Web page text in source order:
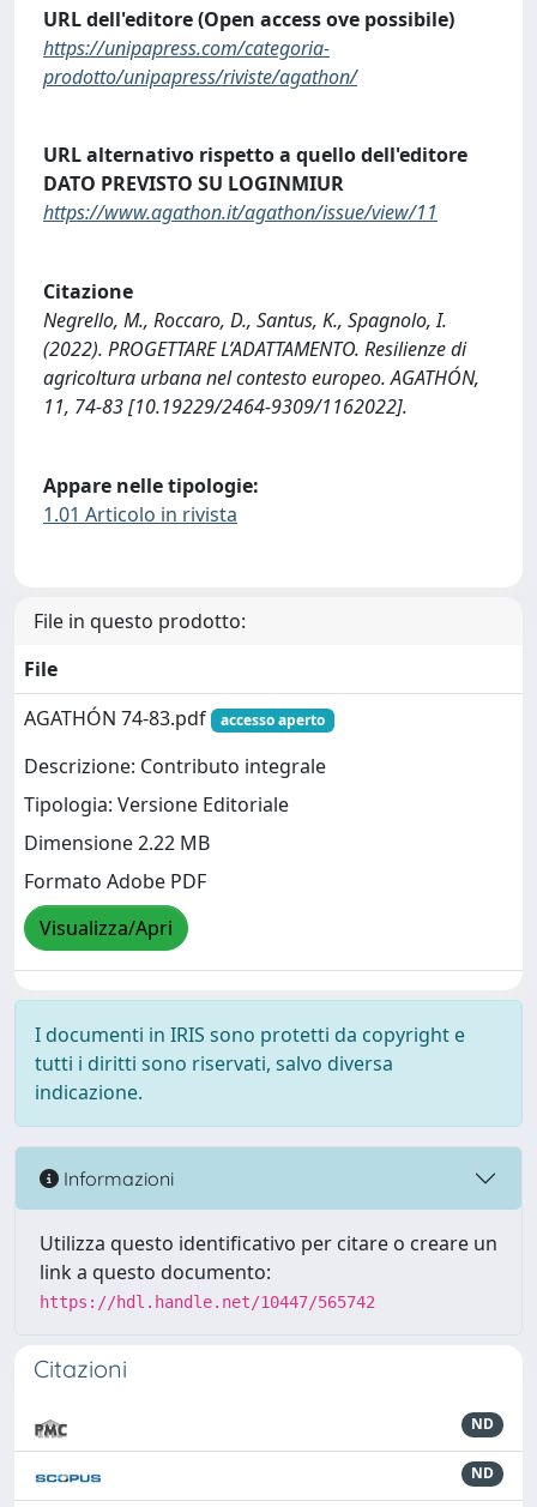
URL dell'editore (Open access ove possibile)
https://unipapress.com/categoria-
prodotto/unipapress/riviste/agathon/
URL alternativo rispetto a quello dell'editore
DATO PREVISTO SU LOGINMIUR
https://www.agathon.it/agathon/issue/view/11
Citazione
Negrello, M., Roccaro, D., Santus, K., Spagnolo, I.
(2022). PROGETTARE L’ADATTAMENTO. Resilienze di
agricoltura urbana nel contesto europeo. AGATHÓN,
11, 74-83 [10.19229/2464-9309/1162022].
Appare nelle tipologie:
1.01 Articolo in rivista
File in questo prodotto:
File
AGATHÓN 74-83.pdf
accesso aperto
Descrizione: Contributo integrale
Tipologia: Versione Editoriale
Dimensione 2.22 MB
Formato Adobe PDF
Visualizza/Apri
I documenti in IRIS sono protetti da copyright e
tutti i diritti sono riservati, salvo diversa
indicazione.
Informazioni
Utilizza questo identificativo per citare o creare un
link a questo documento:
https://hdl.handle.net/10447/565742
Citazioni
ND
ND